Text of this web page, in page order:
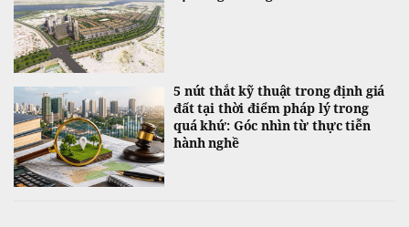
5 nút thắt kỹ thuật trong định giá
đất tại thời điểm pháp lý trong
quá khứ: Góc nhìn từ thực tiễn
hành nghề